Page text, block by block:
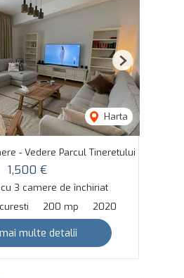
Harta
Next
- Vedere Parcul Tineretului
1,500 €
3 camere de închiriat
200 mp 2020
multe detalii